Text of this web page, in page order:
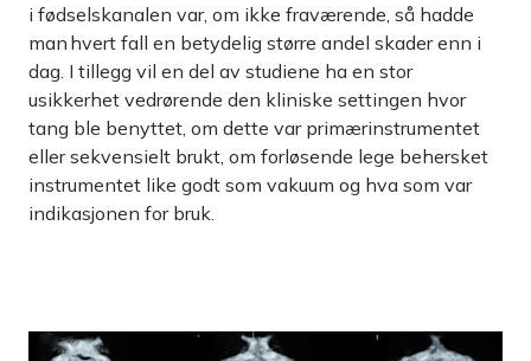
i fødselskanalen var, om ikke fraværende, så hadde
man hvert fall en betydelig større andel skader enn i
dag. I tillegg vil en del av studiene ha en stor
usikkerhet vedrørende den kliniske settingen hvor
tang ble benyttet, om dette var primærinstrumentet
eller sekvensielt brukt, om forløsende lege behersket
instrumentet like godt som vakuum og hva som var
indikasjonen for bruk.